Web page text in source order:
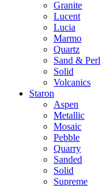
Granite
Lucent
Lucia
Marmo
Quartz
Sand & Perl
Solid
Volcanics
Staron
Aspen
Metallic
Mosaic
Pebble
Quarry
Sanded
Solid
Supreme